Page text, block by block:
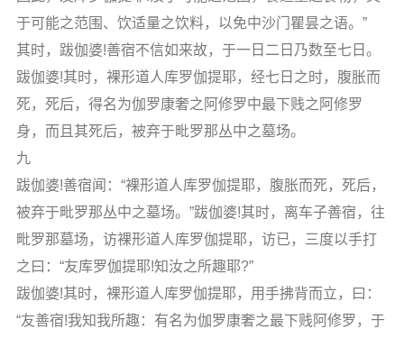
于可能之范围、饮适量之饮料，以免中沙门瞿昙之语。”
其时，跋伽婆!善宿不信如来故，于一日二日乃数至七日。
跋伽婆!其时，裸形道人库罗伽提耶，经七日之时，腹胀而
死，死后，得名为伽罗康奢之阿修罗中最下贱之阿修罗
身，而且其死后，被弃于毗罗那丛中之墓场。
九
跋伽婆!善宿闻：“裸形道人库罗伽提耶，腹胀而死，死后，
被弃于毗罗那丛中之墓场。”跋伽婆!其时，离车子善宿，往
毗罗那墓场，访裸形道人库罗伽提耶，访已，三度以手打
之曰：“友库罗伽提耶!知汝之所趣耶?”
跋伽婆!其时，裸形道人库罗伽提耶，用手拂背而立，曰：
“友善宿!我知我所趣：有名为伽罗康奢之最下贱阿修罗，于